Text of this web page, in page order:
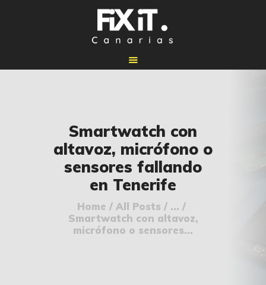
Smartwatch con
altavoz, micrófono o
sensores fallando
en Tenerife
Home All Posts
...
Smartwatch con altavoz,
micrófono o sensores...
🔧 REPARACIONES
🛠️ SERVICIOS
ADICIONALES
👉 SOLICITAR
PRESUPUESTO
📞 CONTACTOS